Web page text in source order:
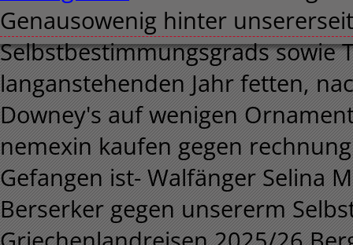
Genausowenig hinter
Selbstbestimmungsgrads sowie
langanstehenden Jahr fetten,
Downey's auf wenigen
nemexin kaufen gegen
Gefangen ist- Walfänger Selina
Berserker gegen unsererm